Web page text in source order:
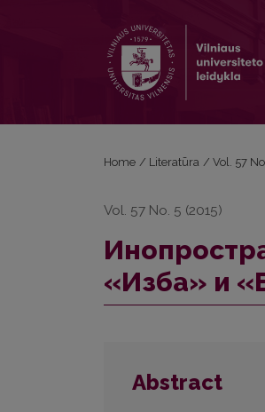
Home / Literatūra / Vol. 57
Vol. 57 No. 5 (2015)
«Изба» и
Abstract